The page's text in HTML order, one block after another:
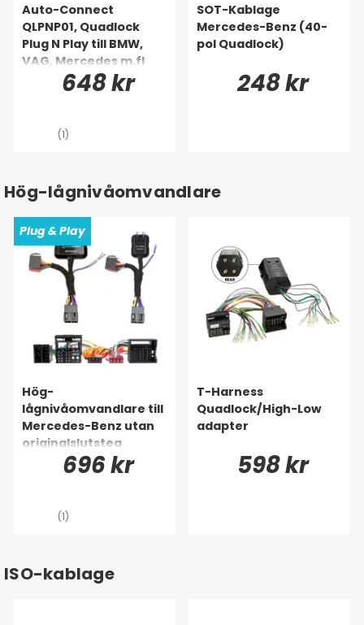
Auto-Connect
QLPNP01, Quadlock
Plug N Play till BMW,
VAG, Mercedes m.fl
648 kr
(1)
SOT-Kablage
Mercedes-Benz (40-
pol Quadlock)
248 kr
Hög-lågnivåomvandlare
Plug & Play
Hög-
lågnivåomvandlare till
Mercedes-Benz utan
originalslutsteg
696 kr
(1)
T-Harness
Quadlock/High-Low
adapter
598 kr
ISO-kablage